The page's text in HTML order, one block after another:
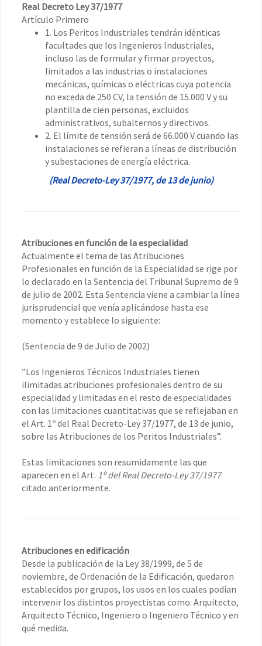
Real Decreto Ley 37/1977
Artículo Primero
1. Los Peritos Industriales tendrán idénticas
facultades que los Ingenieros Industriales,
incluso las de formular y firmar proyectos,
limitados a las industrias o instalaciones
mecánicas, químicas o eléctricas cuya potencia
no exceda de 250 CV, la tensión de 15.000 V y su
plantilla de cien personas, excluidos
administrativos, subalternos y directivos.
2. El límite de tensión será de 66.000 V cuando las
instalaciones se refieran a líneas de distribución
y subestaciones de energía eléctrica.
(Real Decreto-Ley 37/1977, de 13 de junio)
Atribuciones en función de la especialidad
Actualmente el tema de las Atribuciones
Profesionales en función de la Especialidad se rige por
lo declarado en la Sentencia del Tribunal Supremo de 9
de julio de 2002. Esta Sentencia viene a cambiar la línea
jurisprudencial que venía aplicándose hasta ese
momento y establece lo siguiente:
(Sentencia de 9 de Julio de 2002)
”Los Ingenieros Técnicos Industriales tienen
ilimitadas atribuciones profesionales dentro de su
especialidad y limitadas en el resto de especialidades
con las limitaciones cuantitativas que se reflejaban en
el Art. 1º del Real Decreto-Ley 37/1977, de 13 de junio,
sobre las Atribuciones de los Peritos Industriales”.
Estas limitaciones son resumidamente las que
aparecen en el Art. 1º del Real Decreto-Ley 37/1977
citado anteriormente.
Atribuciones en edificación
Desde la publicación de la Ley 38/1999, de 5 de
noviembre, de Ordenación de la Edificación, quedaron
establecidos por grupos, los usos en los cuales podían
intervenir los distintos proyectistas como: Arquitecto,
Arquitecto Técnico, Ingeniero o Ingeniero Técnico y en
qué medida.